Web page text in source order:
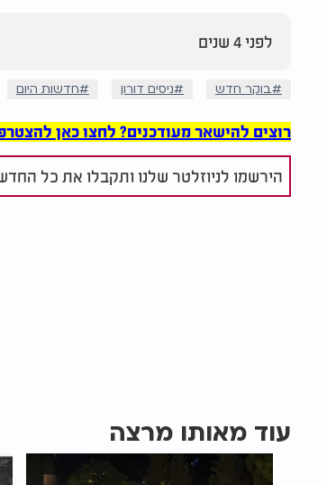
לפני 4 שנים
בוקר חדש ניסים דורון חדשות היום
רוצים להישאר מעודכנים? לחצו כאן להצטרפות
הירשמו לניוזלטר שלנו ותקבלו את כל
עוד מאותו מרצה